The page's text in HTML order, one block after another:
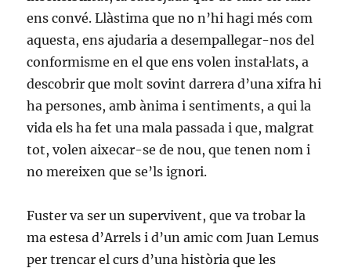
ens convé. Llàstima que no n’hi hagi més com
aquesta, ens ajudaria a desempallegar-nos del
conformisme en el que ens volen instal·lats, a
descobrir que molt sovint darrera d’una xifra hi
ha persones, amb ànima i sentiments, a qui la
vida els ha fet una mala passada i que, malgrat
tot, volen aixecar-se de nou, que tenen nom i
no mereixen que se’ls ignori.
Fuster va ser un supervivent, que va trobar la
ma estesa d’Arrels i d’un amic com Juan Lemus
per trencar el curs d’una història que les